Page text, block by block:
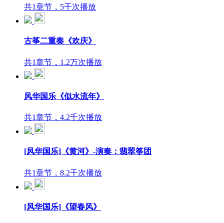
共1章节，5千次播放
古筝二重奏《欢庆》
共1章节，1.2万次播放
​风华国乐《似水流年》
共1章节，4.2千次播放
[风华国乐]《黄河》-演奏：翡翠筝团
共1章节，8.2千次播放
[风华国乐]《望春风》